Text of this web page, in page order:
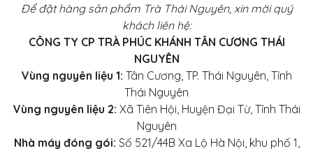
Để đặt hàng sản phẩm Trà Thái Nguyên, xin mời quý
khách liên hệ:
CÔNG TY CP TRÀ PHÚC KHÁNH TÂN CƯƠNG THÁI
NGUYÊN
Vùng nguyên liệu 1: Tân Cương, TP. Thái Nguyên, Tỉnh
Thái Nguyên
Vùng nguyên liệu 2: Xã Tiên Hội, Huyện Đại Từ, Tỉnh Thái
Nguyên
Nhà máy đóng gói: Số 521/44B Xa Lộ Hà Nội, khu phố 1,